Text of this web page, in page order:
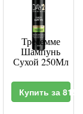
Тресемме
Шампунь
Сухой 250Мл
Купить за 815